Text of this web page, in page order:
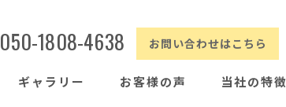
050-1808-4638 お問い合わせはこちら
ギャラリー お客様の声 当社の特徴